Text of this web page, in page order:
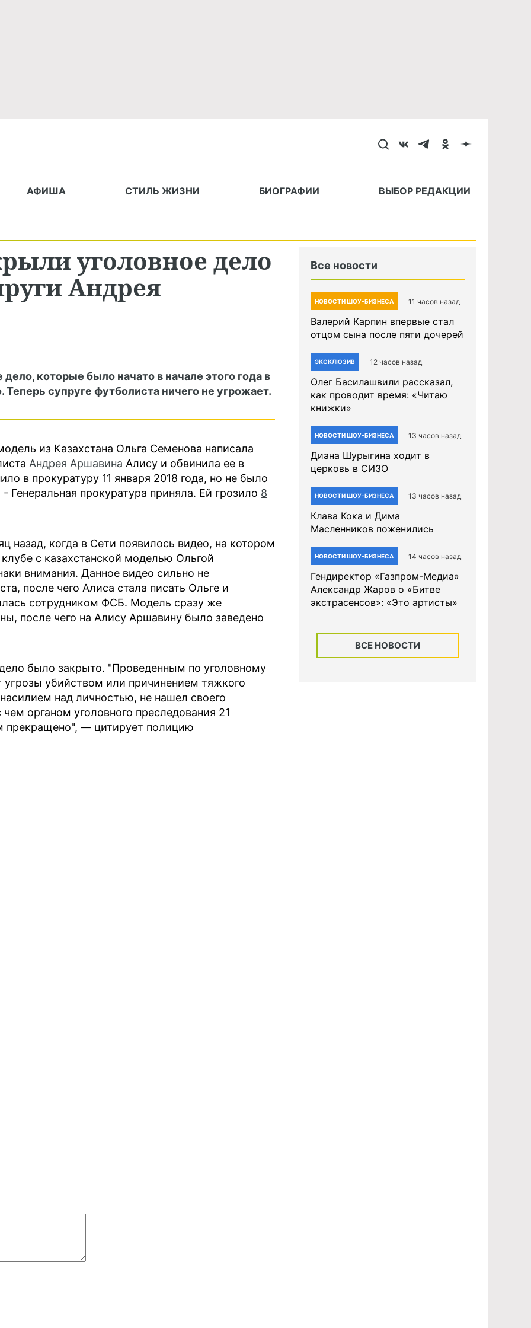
АФИША СТИЛЬ ЖИЗНИ БИОГРАФИИ ВЫБОР РЕДАКЦИИ
уголовное дело
Андрея
которые было начато в начале этого года в
супруге футболиста ничего не угрожает.
из Казахстана Ольга Семенова написала
Андрея Аршавина Алису и обвинила ее в
в прокуратуру 11 января 2018 года, но не было
Генеральная прокуратура приняла. Ей грозило 8
назад, когда в Сети появилось видео, на котором
с казахстанской моделью Ольгой
внимания. Данное видео сильно не
после чего Алиса стала писать Ольге и
сотрудником ФСБ. Модель сразу же
после чего на Алису Аршавину было заведено
было закрыто. "Проведенным по уголовному
убийством или причинением тяжкого
над личностью, не нашел своего
органом уголовного преследования 21
прекращено", — цитирует полицию
Все новости
НОВОСТИ ШОУ-БИЗНЕСА 11 часов назад
Валерий Карпин впервые стал
отцом сына после пяти дочерей
ЭКСКЛЮЗИВ 12 часов назад
Олег Басилашвили рассказал,
как проводит время: «Читаю
книжки»
НОВОСТИ ШОУ-БИЗНЕСА 13 часов назад
Диана Шурыгина ходит в
церковь в СИЗО
НОВОСТИ ШОУ-БИЗНЕСА 13 часов назад
Клава Кока и Дима
Масленников поженились
НОВОСТИ ШОУ-БИЗНЕСА 14 часов назад
Гендиректор «Газпром-Медиа»
Александр Жаров о «Битве
экстрасенсов»: «Это артисты»
ВСЕ НОВОСТИ